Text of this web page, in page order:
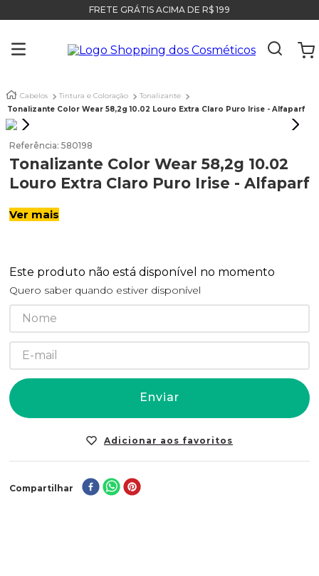
FRETE GRÁTIS ACIMA DE R$ 199
Cabelos Tintura e Coloração
Tonalizante
Tonalizante Color Wear 58,2g 10.02 Louro Extra Claro Puro Irise - Alfaparf
Referência: 580198
Tonalizante Color Wear 58,2g 10.02
Louro Extra Claro Puro Irise - Alfaparf
Ver mais
Este produto não está disponível no momento
Quero saber quando estiver disponível
Enviar
Compartilhar